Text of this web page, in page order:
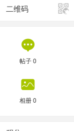

二维码

帖子 0

相册 0